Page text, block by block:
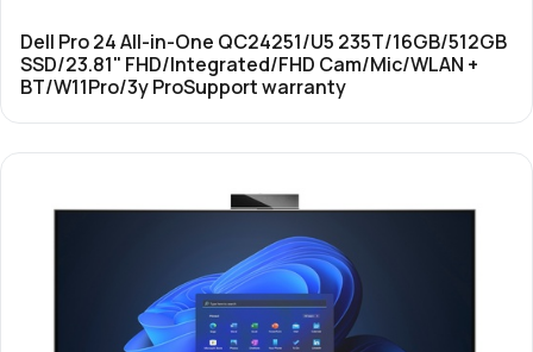
Dell Pro 24 All-in-One QC24251/U5 235T/16GB/512GB
SSD/23.81" FHD/Integrated/FHD Cam/Mic/WLAN +
BT/W11Pro/3y ProSupport warranty